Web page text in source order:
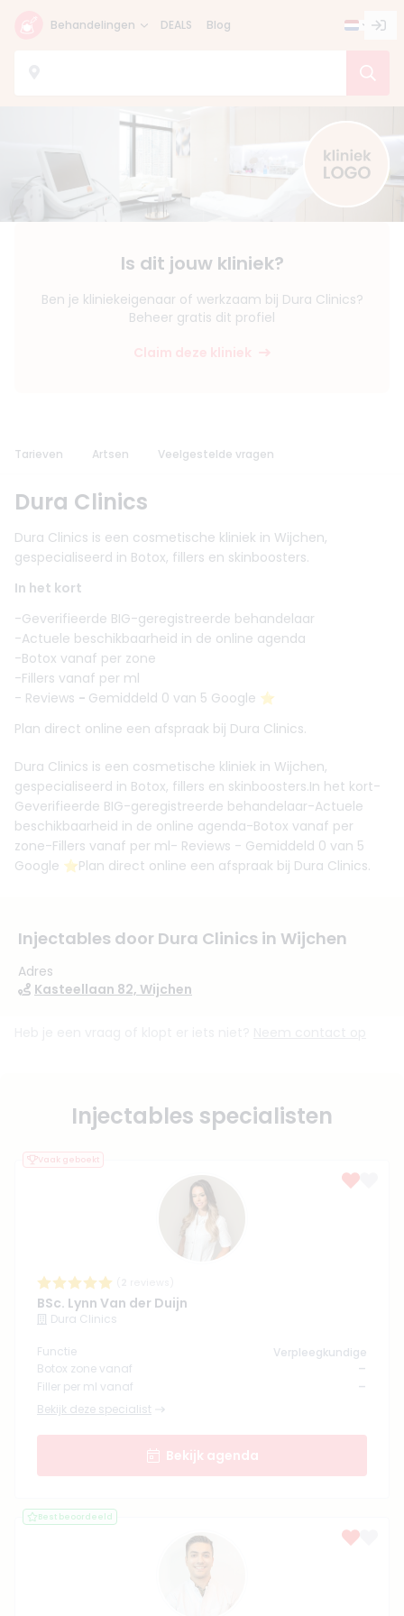
Behandelingen DEALS Blog
Is dit jouw kliniek?
Ben je kliniekeigenaar of werkzaam bij Dura Clinics?
Beheer gratis dit profiel
Claim deze kliniek
Tarieven Artsen Veelgestelde vragen
Dura Clinics
Dura Clinics is een cosmetische kliniek in Wijchen,
gespecialiseerd in Botox, fillers en skinboosters.
In het kort
-Geverifieerde BIG-geregistreerde behandelaar
-Actuele beschikbaarheid in de online agenda
-Botox vanaf per zone
-Fillers vanaf per ml
- Reviews - Gemiddeld 0 van 5 Google ⭐️
Plan direct online een afspraak bij Dura Clinics.
Dura Clinics is een cosmetische kliniek in Wijchen,
gespecialiseerd in Botox, fillers en skinboosters.In het kort-
Geverifieerde BIG-geregistreerde behandelaar-Actuele
beschikbaarheid in de online agenda-Botox vanaf per
zone-Fillers vanaf per ml- Reviews - Gemiddeld 0 van 5
Google ⭐️Plan direct online een afspraak bij Dura Clinics.
Injectables door Dura Clinics in Wijchen
Adres
Kasteellaan 82, Wijchen
Injectables specialisten
Vaak geboekt
BSc. Lynn Van der Duijn
Dura Clinics
Functie
Verpleegkundige
Botox zone vanaf
-
Filler per ml vanaf -
Bekijk deze specialist
Bekijk agenda
Best beoordeeld